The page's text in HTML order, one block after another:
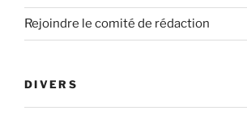
Rejoindre le comité de rédaction
DIVERS